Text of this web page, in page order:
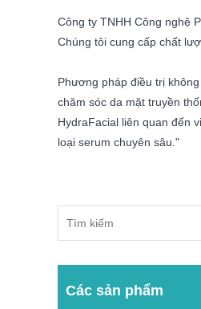
Công ty TNHH Công nghệ
Chúng tôi cung cấp chất
Phương pháp điều trị
chăm sóc da mặt truyền
HydraFacial liên quan đến
loại serum chuyên sâu."
Các sản phẩm